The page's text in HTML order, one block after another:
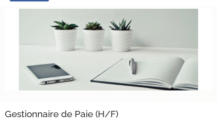
Gestionnaire de Paie (H/F)